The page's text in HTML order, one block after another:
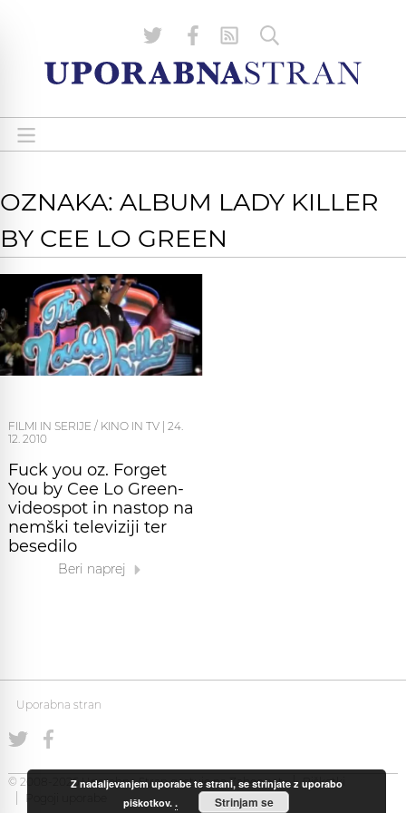
OZNAKA: ALBUM LADY KILLER
BY CEE LO GREEN
FILMI IN SERIJE / KINO IN TV 24.
12. 2010
Fuck you oz. Forget
You by Cee Lo Green-
videospot in nastop na
nemški televiziji ter
besedilo
Beri naprej
Uporabna stran
© 2008-2026 Uporabna Stran gostuje naZabec.net
Piškotki
Pogoji uporabe
Z nadaljevanjem uporabe te strani, se strinjate z uporabo
piškotkov.. Strinjam se